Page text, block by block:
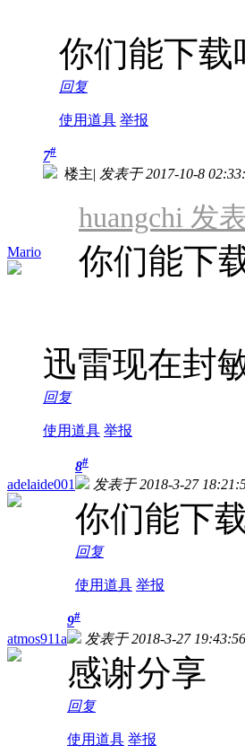
你们能下载
回复
使用道具 举报
Mario
7#
楼主| 发表于 2017-10-8
huangchi 发
你们能下
迅雷现在封
回复
使用道具 举报
adelaide001
8#
发表于 2018-3-27
你们能下
回复
使用道具 举报
atmos911a
9#
发表于 2018-3-27 19:43:56
感谢分享
回复
使用道具 举报